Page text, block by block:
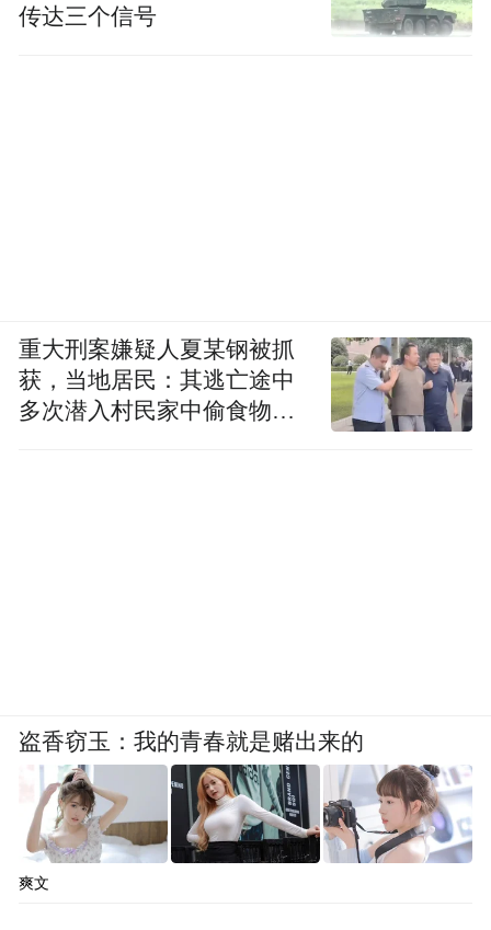
传达三个信号
重大刑案嫌疑人夏某钢被抓
获，当地居民：其逃亡途中
多次潜入村民家中偷食物被
盗香窃玉：我的青春就是赌出来的
爽文